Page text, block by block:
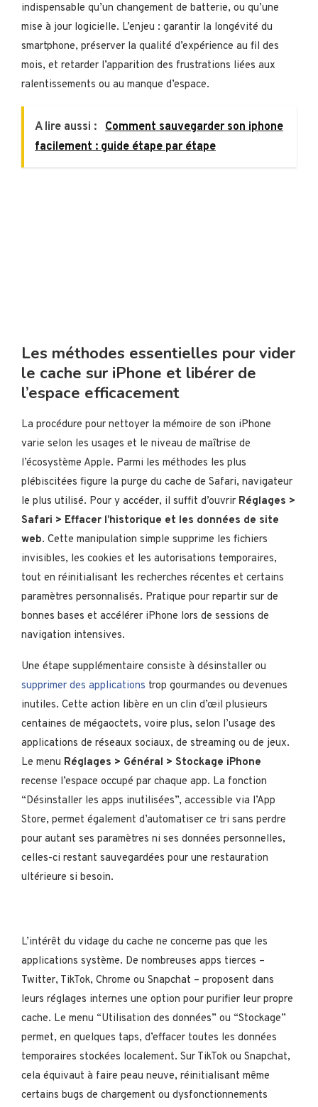
indispensable qu’un changement de batterie, ou qu’une
mise à jour logicielle. L’enjeu : garantir la longévité du
smartphone, préserver la qualité d’expérience au fil des
mois, et retarder l’apparition des frustrations liées aux
ralentissements ou au manque d’espace.
A lire aussi : Comment sauvegarder son iphone
facilement : guide étape par étape
Les méthodes essentielles pour vider
le cache sur iPhone et libérer de
l’espace efficacement
La procédure pour nettoyer la mémoire de son iPhone
varie selon les usages et le niveau de maîtrise de
l’écosystème Apple. Parmi les méthodes les plus
plébiscitées figure la purge du cache de Safari, navigateur
le plus utilisé. Pour y accéder, il suffit d’ouvrir Réglages >
Safari > Effacer l’historique et les données de site
web. Cette manipulation simple supprime les fichiers
invisibles, les cookies et les autorisations temporaires,
tout en réinitialisant les recherches récentes et certains
paramètres personnalisés. Pratique pour repartir sur de
bonnes bases et accélérer iPhone lors de sessions de
navigation intensives.
Une étape supplémentaire consiste à désinstaller ou
supprimer des applications trop gourmandes ou devenues
inutiles. Cette action libère en un clin d’œil plusieurs
centaines de mégaoctets, voire plus, selon l’usage des
applications de réseaux sociaux, de streaming ou de jeux.
Le menu Réglages > Général > Stockage iPhone
recense l’espace occupé par chaque app. La fonction
“Désinstaller les apps inutilisées”, accessible via l’App
Store, permet également d’automatiser ce tri sans perdre
pour autant ses paramètres ni ses données personnelles,
celles-ci restant sauvegardées pour une restauration
ultérieure si besoin.
L’intérêt du vidage du cache ne concerne pas que les
applications système. De nombreuses apps tierces –
Twitter, TikTok, Chrome ou Snapchat – proposent dans
leurs réglages internes une option pour purifier leur propre
cache. Le menu “Utilisation des données” ou “Stockage”
permet, en quelques taps, d’effacer toutes les données
temporaires stockées localement. Sur TikTok ou Snapchat,
cela équivaut à faire peau neuve, réinitialisant même
certains bugs de chargement ou dysfonctionnements